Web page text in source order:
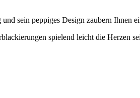
sein peppiges Design zaubern Ihnen
spielend leicht die Herzen